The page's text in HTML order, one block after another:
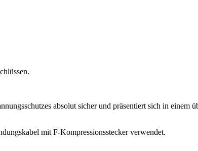
absolut sicher und präsentiert sich in einem
mit F-Kompressionsstecker verwendet.